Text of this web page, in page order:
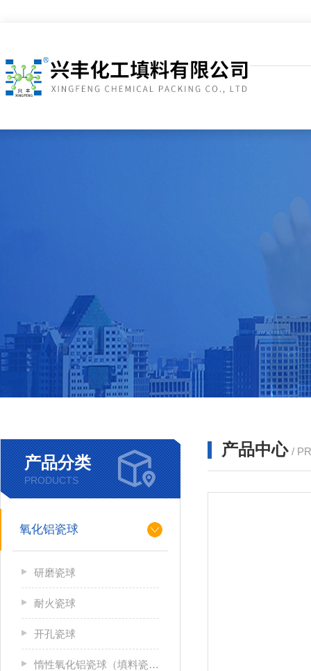
产品分类
PRODUCTS
氧化铝瓷球
研磨瓷球
耐火瓷球
开孔瓷球
惰性氧化铝瓷球（填料瓷球）
产品中心 /